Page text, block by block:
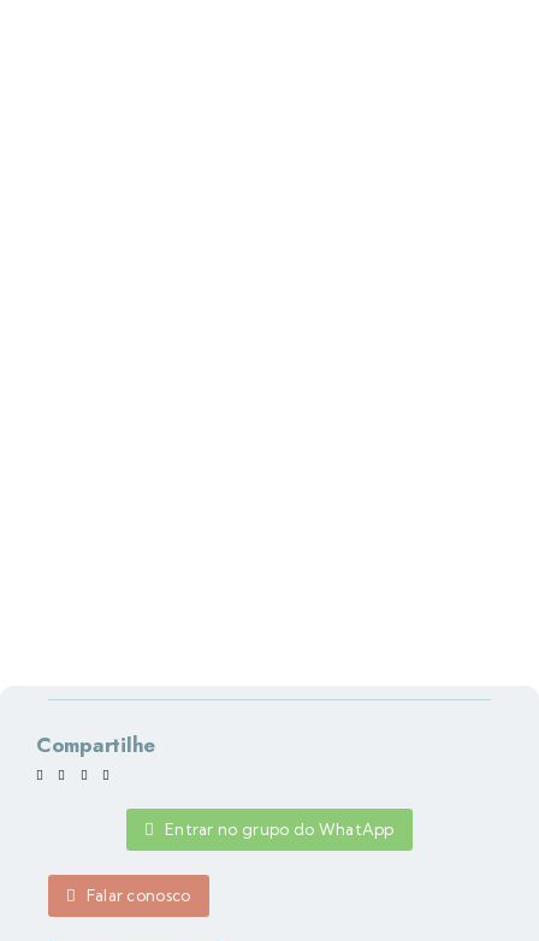
Compartilhe
Entrar no grupo do WhatApp
Falar conosco